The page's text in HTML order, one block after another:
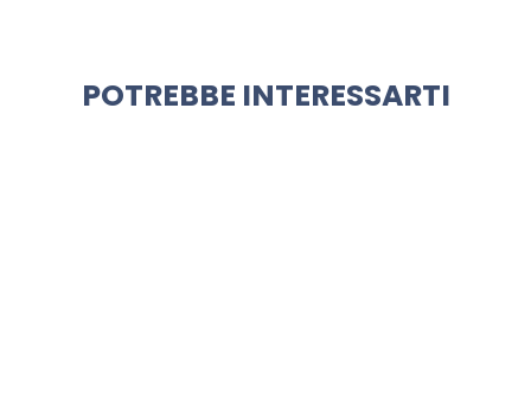
POTREBBE INTERESSARTI